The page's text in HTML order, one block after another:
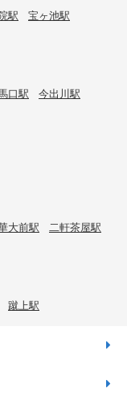
駅
宝ヶ池駅
口駅
今出川駅
大前駅
二軒茶屋駅
蹴上駅